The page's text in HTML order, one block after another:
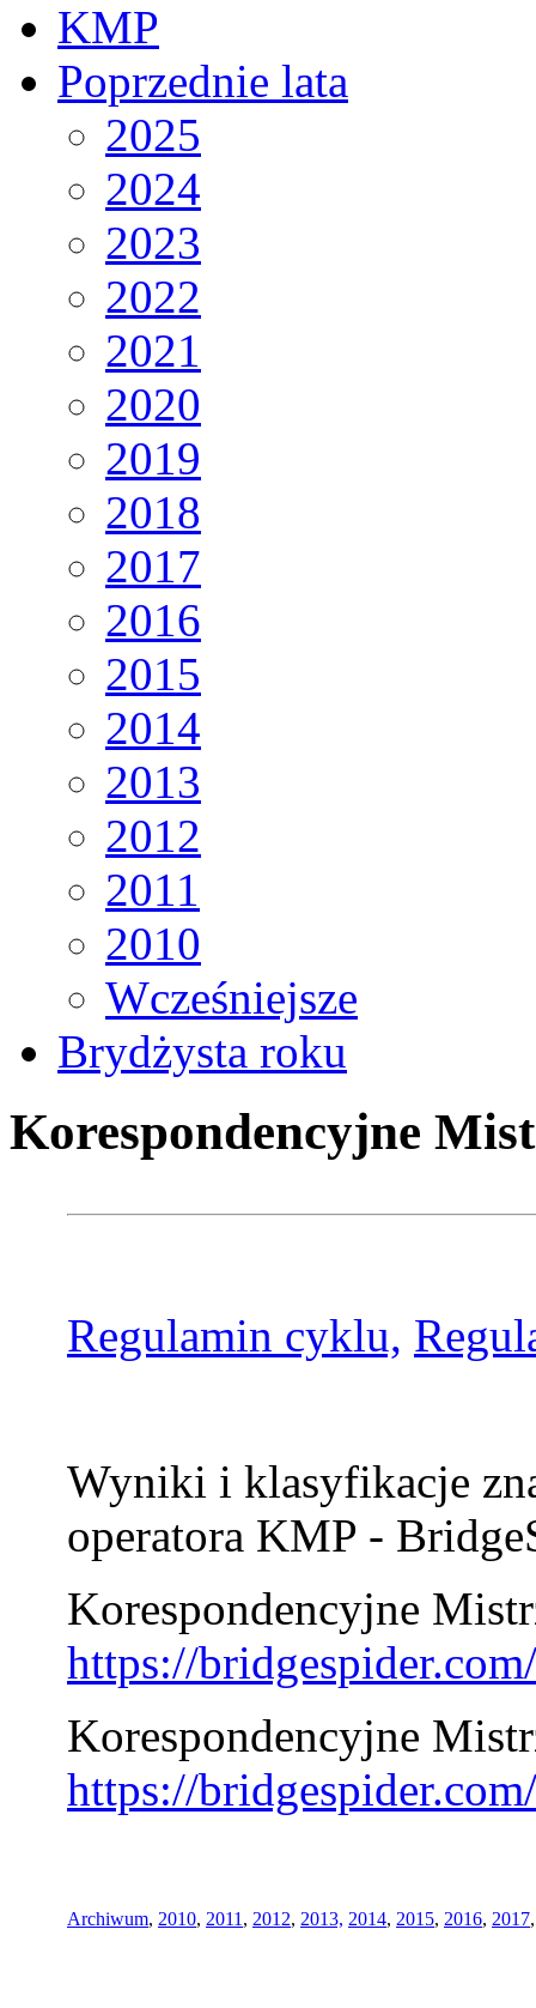
KMP
Poprzednie lata
2025
2024
2023
2022
2021
2020
2019
2018
2017
2016
2015
2014
2013
2012
2011
2010
Wcześniejsze
Brydżysta roku
Korespondencyjne
Regulamin cyklu,
Wyniki i klasyfikacje
operatora KMP -
Korespondencyjne
https://
Korespondencyjne
https://
Archiwum, 2010, 2011 , 2012, 2013, 2014, 2015, 2016, 2017